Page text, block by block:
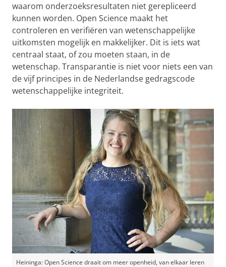
waarom onderzoeksresultaten niet gerepliceerd
kunnen worden. Open Science maakt het
controleren en verifiëren van wetenschappelijke
uitkomsten mogelijk en makkelijker. Dit is iets wat
centraal staat, of zou moeten staan, in de
wetenschap. Transparantie is niet voor niets een van
de vijf principes in de Nederlandse gedragscode
wetenschappelijke integriteit.
Heininga: Open Science draait om meer openheid, van elkaar leren